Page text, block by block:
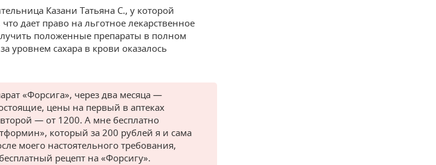
Казани Татьяна С., у которой
дает право на льготное лекарственное
положенные препараты в полном
уровнем сахара в крови оказалось
«Форсига», через два месяца —
цены на первый в аптеках
— от 1200. А мне бесплатно
который за 200 рублей я и сама
моего настоятельного требования,
рецепт на «Форсигу».